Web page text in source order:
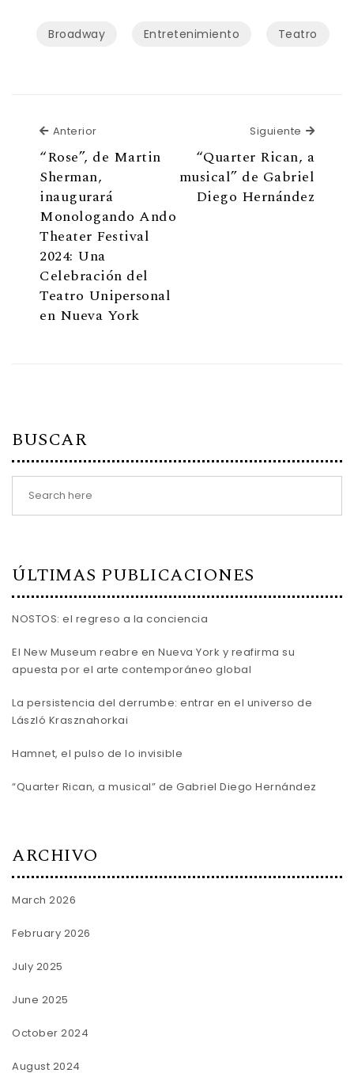
Broadway Entretenimiento Teatro
AnteriorAnterior
“Rose”, de Martin
Sherman,
inaugurará
Monologando Ando
Theater Festival
2024: Una
Celebración del
Teatro Unipersonal
en Nueva York
Siguiente
“Quarter Rican, a
musical” de Gabriel
Diego Hernández
BUSCAR
ÚLTIMAS PUBLICACIONES
NOSTOS: el regreso a la conciencia
El New Museum reabre en Nueva York y reafirma su
apuesta por el arte contemporáneo global
La persistencia del derrumbe: entrar en el universo de
László Krasznahorkai
Hamnet, el pulso de lo invisible
“Quarter Rican, a musical” de Gabriel Diego Hernández
ARCHIVO
March 2026
February 2026
July 2025
June 2025
October 2024
August 2024